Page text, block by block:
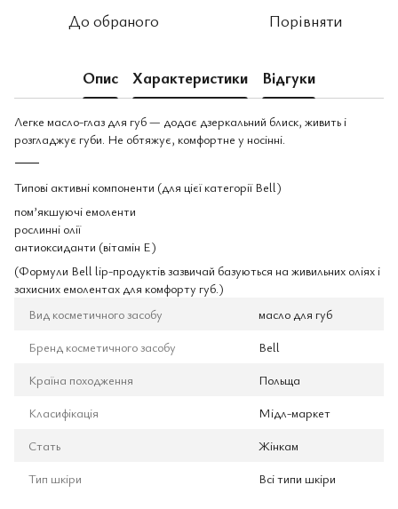
До обраного Порівняти
Опис Характеристики Відгуки
Легке масло-глаз для губ — додає дзеркальний блиск, живить і
розгладжує губи. Не обтяжує, комфортне у носінні.
⸻
Типові активні компоненти (для цієї категорії Bell)
пом’якшуючі емоленти
рослинні олії
антиоксиданти (вітамін Е)
(Формули Bell lip-продуктів зазвичай базуються на живильних оліях і
захисних емолентах для комфорту губ.)
Вид косметичного засобу
масло для губ
Бренд косметичного засобу
Bell
Країна походження
Польща
Класифікація
Мідл-маркет
Стать
Жінкам
Тип шкіри
Всі типи шкіри